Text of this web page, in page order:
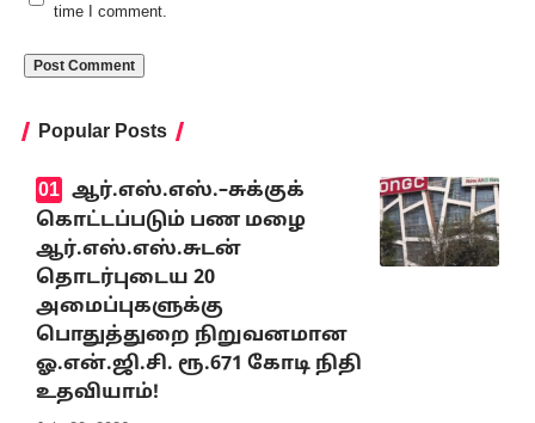
time I comment.
Popular Posts
ஆர்.எஸ்.எஸ்.–சுக்குக்
கொட்டப்படும் பண மழை
ஆர்.எஸ்.எஸ்.சுடன்
தொடர்புடைய 20
அமைப்புகளுக்கு
பொதுத்துறை நிறுவனமான
ஓ.என்.ஜி.சி. ரூ.671 கோடி நிதி
உதவியாம்!